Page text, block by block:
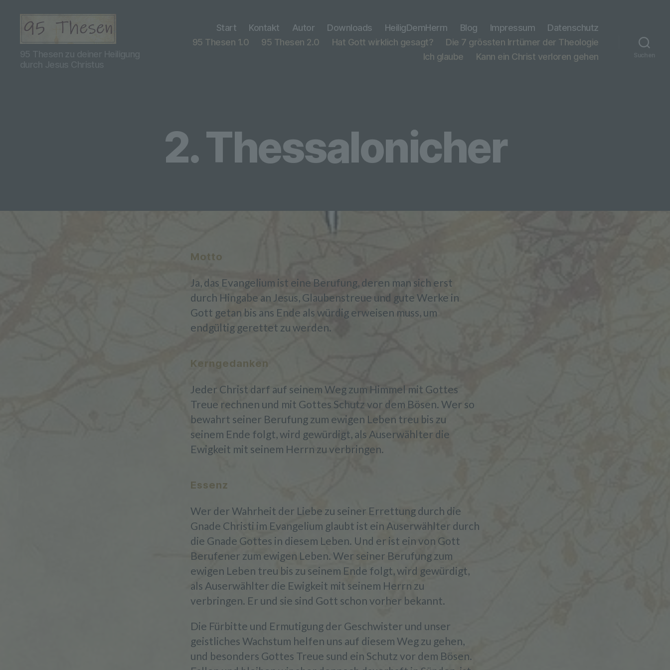
Start Kontakt Autor Downloads HeiligDemHerrn Blog Impressum
Datenschutz
95 Thesen 1.0
95 Thesen 2.0 Hat Gott wirklich gesagt?
Die 7 grössten Irrtümer der Theologie
Ich glaube
Kann ein Christ verloren gehen
2. Thessalonicher
Motto
Ja, das Evangelium ist eine Berufung, deren man sich erst
durch Hingabe an Jesus, Glaubenstreue und gute Werke in
Gott getan bis ans Ende als würdig erweisen muss, um
endgültig gerettet zu werden.
Kerngedanken
Jeder Christ darf auf seinem Weg zum Himmel mit Gottes
Treue rechnen und mit Gottes Schutz vor dem Bösen. Wer so
bewahrt seiner Berufung zum ewigen Leben treu bis zu
seinem Ende folgt, wird gewürdigt, als Auserwählter die
Ewigkeit mit seinem Herrn zu verbringen.
Essenz
Wer der Wahrheit der Liebe zu seiner Errettung durch die
Gnade Christi im Evangelium glaubt ist ein Auserwählter durch
die Gnade Gottes in diesem Leben. Und er ist ein von Gott
Berufener zum ewigen Leben. Wer seiner Berufung zum
ewigen Leben treu bis zu seinem Ende folgt, wird gewürdigt,
als Auserwählter die Ewigkeit mit seinem Herrn zu
verbringen. Er und sie sind Gott schon vorher bekannt.
Die Fürbitte und Ermutigung der Geschwister und unser
geistliches Wachstum helfen uns auf diesem Weg zu gehen,
und besonders Gottes Treue sund ein Schutz vor dem Bösen.